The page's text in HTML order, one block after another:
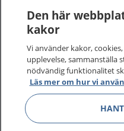
På 1177.se får du råd
sjukdomar och vilka
Logga in för att läsa din
vårdärenden. Ring
sjukvårdsrådgivning
1177 ger dig råd när du
Den här
kakor
Vi använder kakor,
upplevelse, sammanställa
nödvändig funktionalitet
Läs mer om hur vi